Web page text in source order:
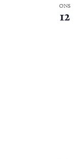
ONS
12